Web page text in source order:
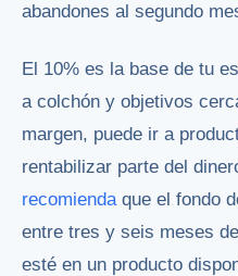
abandones al segundo
El 10% es la base de tu
a colchón y objetivos
margen, puede ir a
rentabilizar parte del
recomiendaque el fondo
entre tres y seis meses
esté en un producto